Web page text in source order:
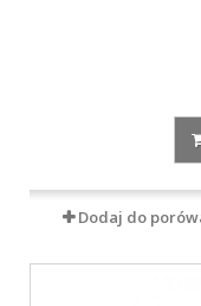
Dodaj do